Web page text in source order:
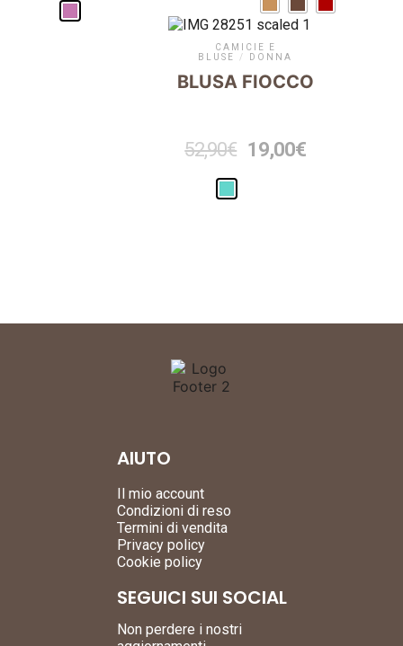
CAMICIE E
BLUSE
/ DONNA
BLUSA FIOCCO
52,90€ 19,00€
SEGUICI SUI SOCIAL
Non perdere i nostri
AIUTO
Il mio account
Condizioni di reso
Termini di vendita
Privacy policy
Cookie policy